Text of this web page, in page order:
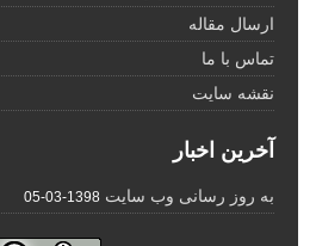
ارسال مقاله
تماس با ما
نقشه سایت
آخرین اخبار
به روز رسانی وب سایت 1398-03-05